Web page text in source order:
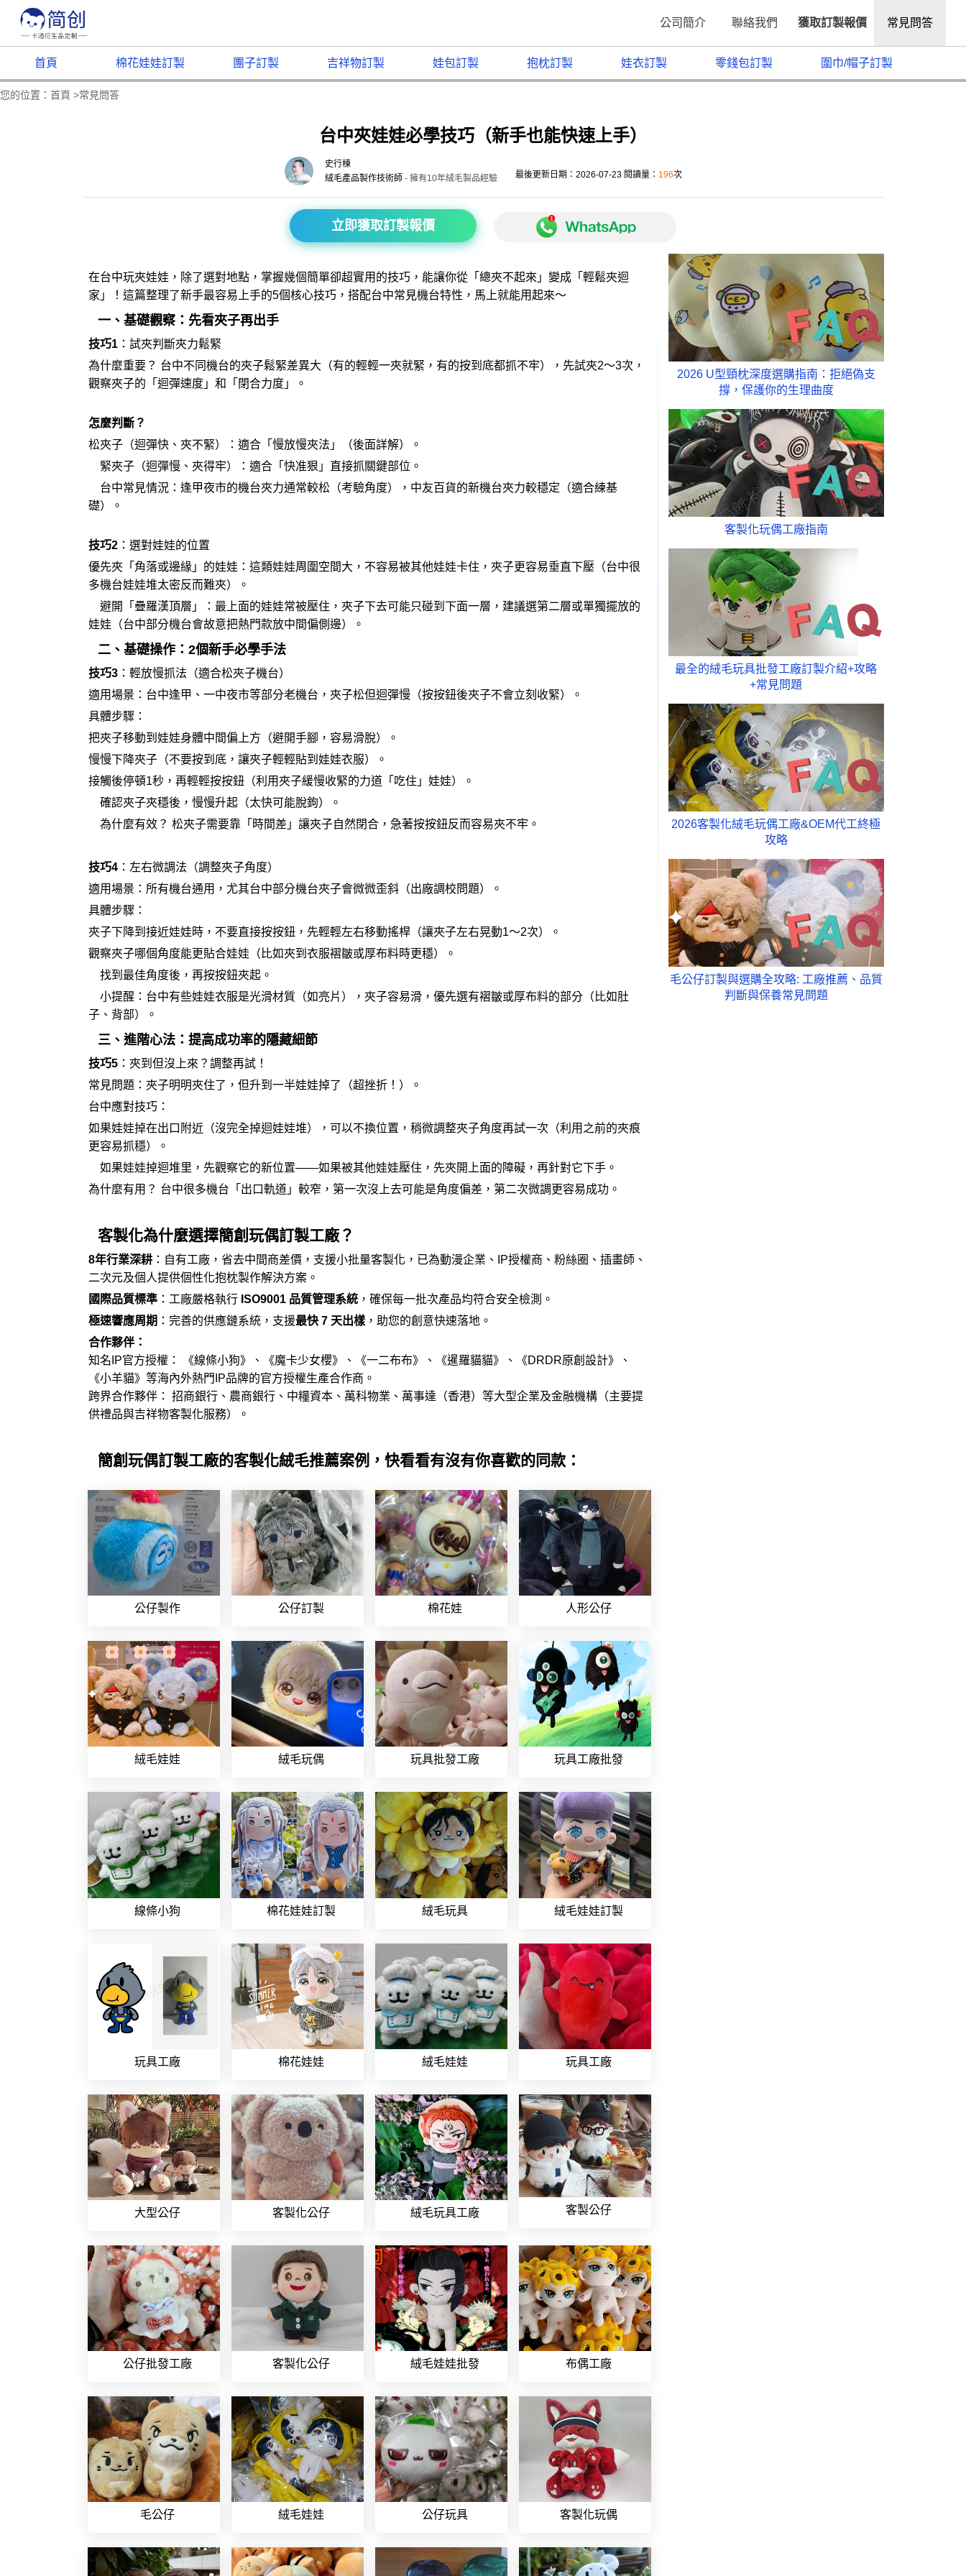
公司簡介 聯絡我們 獲取訂製報價 常見問答
首頁 棉花娃娃訂製 團子訂製 吉祥物訂製 娃包訂製 抱枕訂製 娃衣訂製 零錢包訂製 圍巾/帽子訂製
您的位置： 首頁 >常見問答
台中夾娃娃必學技巧（新手也能快速上手）
史行棟
絨毛產品製作技術師 - 擁有10年絨毛製品經驗 最後更新日期：2026-07-23 閱讀量： 196次
立即獲取訂製報價
在台中玩夾娃娃，除了選對地點，掌握幾個簡單卻超實用的技巧，能讓你從「總夾不起來」變成「輕鬆夾迴
家」！這篇整理了新手最容易上手的5個核心技巧，搭配台中常見機台特性，馬上就能用起來～
一、基礎觀察：先看夾子再出手
技巧1：試夾判斷夾力鬆緊
為什麼重要？ 台中不同機台的夾子鬆緊差異大（有的輕輕一夾就緊，有的按到底都抓不牢），先試夾2～3次，
觀察夾子的「迴彈速度」和「閉合力度」。
怎麼判斷？
松夾子（迴彈快、夾不緊）：適合「慢放慢夾法」（後面詳解）。
緊夾子（迴彈慢、夾得牢）：適合「快准狠」直接抓關鍵部位。
台中常見情況：逢甲夜市的機台夾力通常較松（考驗角度），中友百貨的新機台夾力較穩定（適合練基
礎）。
技巧2：選對娃娃的位置
優先夾「角落或邊緣」的娃娃：這類娃娃周圍空間大，不容易被其他娃娃卡住，夾子更容易垂直下壓（台中很
多機台娃娃堆太密反而難夾）。
避開「疊羅漢頂層」：最上面的娃娃常被壓住，夾子下去可能只碰到下面一層，建議選第二層或單獨擺放的
娃娃（台中部分機台會故意把熱門款放中間偏側邊）。
二、基礎操作：2個新手必學手法
技巧3：輕放慢抓法（適合松夾子機台）
適用場景：台中逢甲、一中夜市等部分老機台，夾子松但迴彈慢（按按鈕後夾子不會立刻收緊）。
具體步驟：
把夾子移動到娃娃身體中間偏上方（避開手腳，容易滑脫）。
慢慢下降夾子（不要按到底，讓夾子輕輕貼到 娃娃衣服）。
接觸後停頓1秒，再輕輕按按鈕（利用夾子緩慢收緊的力道「吃住」娃娃）。
確認夾子夾穩後，慢慢升起（太快可能脫鉤）。
為什麼有效？ 松夾子需要靠「時間差」讓夾子自然閉合，急著按按鈕反而容易夾不牢。
技巧4：左右微調法（調整夾子角度）
適用場景：所有機台通用，尤其台中部分機台夾子會微微歪斜（出廠調校問題）。
具體步驟：
夾子下降到接近娃娃時，不要直接按按鈕，先輕輕左右移動搖桿（讓夾子左右晃動1～2次）。
觀察夾子哪個角度能更貼合娃娃（比如夾到衣服褶皺或厚布料時更穩）。
找到最佳角度後，再按按鈕夾起。
小提醒：台中有些娃娃衣服是光滑材質（如亮片），夾子容易滑，優先選有褶皺或厚布料的部分（比如肚
子、背部）。
三、進階心法：提高成功率的隱藏細節
技巧5：夾到但沒上來？調整再試！
常見問題：夾子明明夾住了，但升到一半娃娃掉了（超挫折！）。
台中應對技巧：
如果娃娃掉在出口附近（沒完全掉迴娃娃堆），可以不換位置，稍微調整夾子角度再試一次（利用之前的夾痕
更容易抓穩）。
如果娃娃掉迴堆里，先觀察它的新位置——如果被其他娃娃壓住，先夾開上面的障礙，再針對它下手。
為什麼有用？ 台中很多機台「出口軌道」較窄，第一次沒上去可能是角度偏差，第二次微調更容易成功。
客製化為什麼選擇簡創玩偶訂製工廠？
8年行業深耕：自有工廠，省去中間商差價，支援小批量客製化，已為動漫企業、IP授權商、粉絲圈、插畫師、
二次元及個人提供個性化抱枕製作解決方案。
國際品質標準：工廠嚴格執行 ISO9001 品質管理系統，確保每一批次產品均符合安全檢測。
極速響應周期 ：完善的供應鏈系統，支援最快 7 天出樣，助您的創意快速落地。
合作夥伴：
知名IP官方授權： 《線條小狗》、《魔卡少女櫻》、《一二布布》、《暹羅貓貓》、《DRDR原創設計》、
《小羊貓》等海內外熱門IP品牌的官方授權生產合作商。
跨界合作夥伴： 招商銀行、農商銀行、中糧資本、萬科物業、萬事達（香港）等大型企業及金融機構（主要提
供禮品與吉祥物客製化服務）。
簡創玩偶訂製工廠的客製化絨毛推薦案例，快看看有沒有你喜歡的同款：
公仔製作 公仔訂製 棉花娃 人形公仔
絨毛娃娃 絨毛玩偶 玩具批發工廠 玩具工廠批發
線條小狗 棉花娃娃訂製 絨毛玩具 絨毛娃娃訂製
玩具工廠 棉花娃娃 絨毛娃娃 玩具工廠
大型公仔 客製化公仔 絨毛玩具工廠 客製公仔
公仔批發工廠 客製化公仔 絨毛娃娃批發 布偶工廠
毛公仔 絨毛娃娃 公仔玩具 客製化玩偶
2026 U型頸枕深度選購指南：拒絕偽支
撐，保護你的生理曲度
客製化玩偶工廠指南
最全的絨毛玩具批發工廠訂製介紹+攻略
+常見問題
2026客製化絨毛玩偶工廠&OEM代工終極
攻略
毛公仔訂製與選購全攻略: 工廠推薦、品質
判斷與保養常見問題